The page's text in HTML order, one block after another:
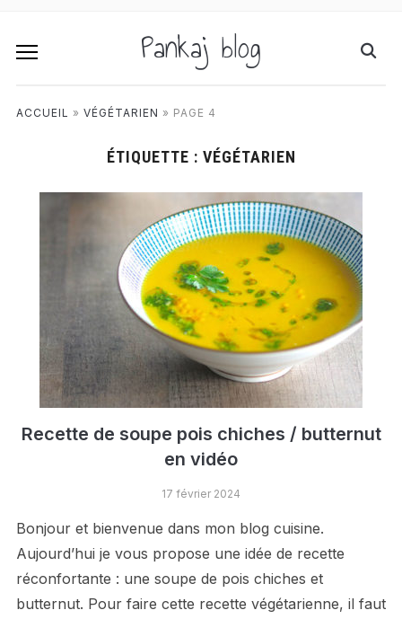
Pankaj blog
ACCUEIL » VÉGÉTARIEN » PAGE 4
ÉTIQUETTE : VÉGÉTARIEN
Recette de soupe pois chiches / butternut
en vidéo
17 février 2024
Bonjour et bienvenue dans mon blog cuisine.
Aujourd’hui je vous propose une idée de recette
réconfortante : une soupe de pois chiches et
butternut. Pour faire cette recette végétarienne, il faut